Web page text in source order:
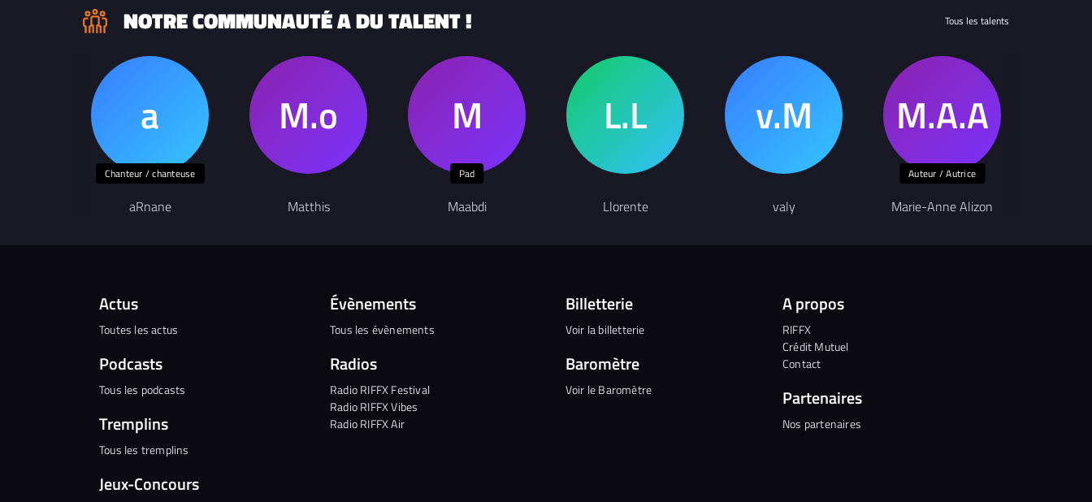
NOTRE COMMUNAUTÉ A DU TALENT ! Tous les talents
Chanteur / chanteuse
aRnane Matthis
Pad
Maabdi Llorente valy
Auteur / Autrice
Marie-Anne Alizon
Actus
Toutes les actus
Podcasts
Tous les podcasts
Tremplins
Tous les tremplins
Jeux-Concours
Évènements
Tous les évènements
Radios
Radio RIFFX Festival
Radio RIFFX Vibes
Radio RIFFX Air
Billetterie
Voir la billetterie
Baromètre
Voir le Baromètre
A propos
RIFFX
Crédit Mutuel
Contact
Partenaires
Nos partenaires